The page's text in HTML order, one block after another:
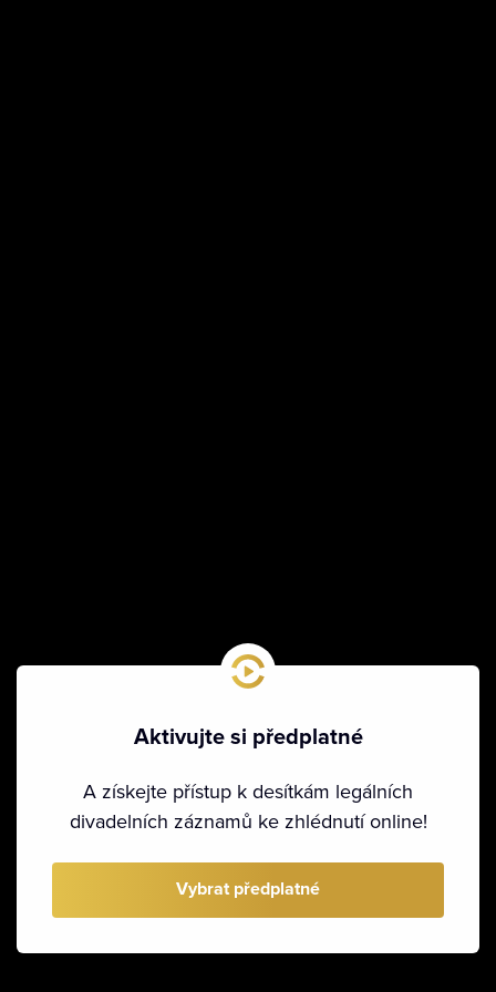
Aktivujte si předplatné
A získejte přístup k desítkám legálních
divadelních záznamů ke zhlédnutí online!
Vybrat předplatné